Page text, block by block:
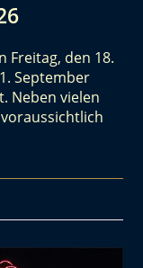
Freitag, den 18.
September
Neben vielen